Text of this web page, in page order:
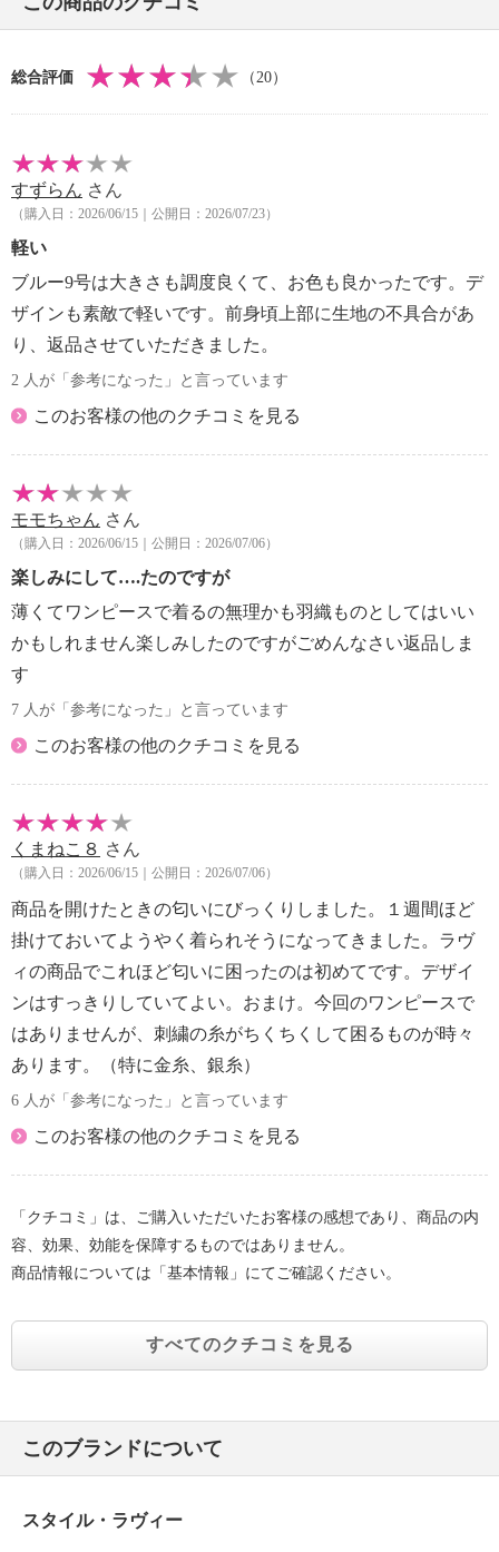
・タンブル乾燥：不可
・アイロン仕上げ：可（中温）
・ドライクリーニング：石油系ドライクリーニング可
【メンテナンス（ケアラベル）】
・単品洗い
・摩擦による色落ち、色移り注意
【原産国（地）】
・中国製
総合評価 （20）
すずらん さん
（購入日：2026/06/15｜公開日：2026/07/23）
軽い
ブルー9号は大きさも調度良くて、お色も良かったです。デ
ザインも素敵で軽いです。前身頃上部に生地の不具合があ
り、返品させていただきました。
2 人が「参考になった」と言っています
このお客様の他のクチコミを見る
モモちゃん さん
（購入日：2026/06/15｜公開日：2026/07/06）
楽しみにして….たのですが
薄くてワンピースで着るの無理かも羽織ものとしてはいい
かもしれません楽しみしたのですがごめんなさい返品しま
す
7 人が「参考になった」と言っています
このお客様の他のクチコミを見る
くまねこ８ さん
（購入日：2026/06/15｜公開日：2026/07/06）
商品を開けたときの匂いにびっくりしました。１週間ほど
掛けておいてようやく着られそうになってきました。ラヴ
ィの商品でこれほど匂いに困ったのは初めてです。デザイ
ンはすっきりしていてよい。おまけ。今回のワンピースで
はありませんが、刺繍の糸がちくちくして困るものが時々
あります。（特に金糸、銀糸）
6 人が「参考になった」と言っています
このお客様の他のクチコミを見る
「クチコミ」は、ご購入いただいたお客様の感想であり、商品の内
容、効果、効能を保障するものではありません。
商品情報については「基本情報」にてご確認ください。
すべてのクチコミを見る
このブランドについて
スタイル・ラヴィー